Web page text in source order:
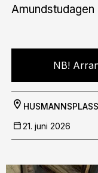
NB!
21. juni 2026